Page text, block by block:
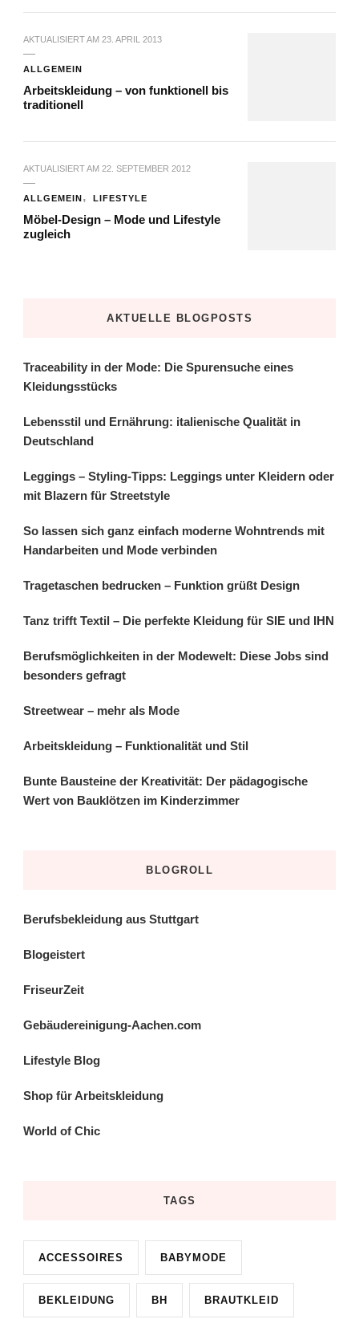
AKTUALISIERT AM 23. APRIL 2013
ALLGEMEIN
Arbeitskleidung – von funktionell bis
traditionell
AKTUALISIERT AM 22. SEPTEMBER 2012
ALLGEMEIN LIFESTYLE
Möbel-Design – Mode und Lifestyle
zugleich
AKTUELLE BLOGPOSTS
Traceability in der Mode: Die Spurensuche eines
Kleidungsstücks
Lebensstil und Ernährung: italienische Qualität in
Deutschland
Leggings – Styling-Tipps: Leggings unter Kleidern oder
mit Blazern für Streetstyle
So lassen sich ganz einfach moderne Wohntrends mit
Handarbeiten und Mode verbinden
Tragetaschen bedrucken – Funktion grüßt Design
Tanz trifft Textil – Die perfekte Kleidung für SIE und IHN
Berufsmöglichkeiten in der Modewelt: Diese Jobs sind
besonders gefragt
Streetwear – mehr als Mode
Arbeitskleidung – Funktionalität und Stil
Bunte Bausteine der Kreativität: Der pädagogische
Wert von Bauklötzen im Kinderzimmer
BLOGROLL
Berufsbekleidung aus Stuttgart
Blogeistert
FriseurZeit
Gebäudereinigung-Aachen.com
Lifestyle Blog
Shop für Arbeitskleidung
World of Chic
TAGS
ACCESSOIRES BABYMODE
BEKLEIDUNG BH BRAUTKLEID